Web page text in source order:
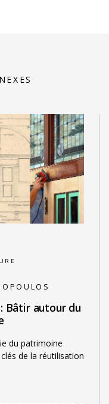
Bâtir autour du
du patrimoine
de la réutilisation